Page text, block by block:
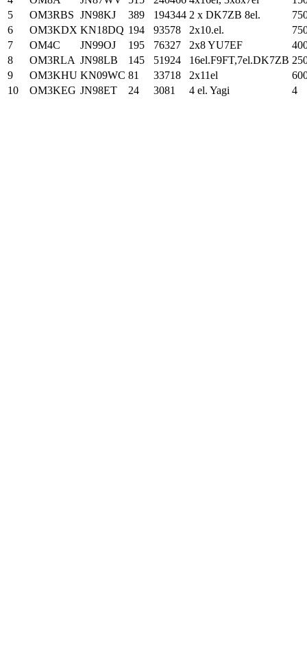
5
OM3RBS JN98KJ 389 194344 2 x DK7ZB 8el.
6
OM3KDX KN18DQ 194 93578 2x10.el.
7
OM4C JN99OJ 195 76327 2x8 YU7EF
8
OM3RLA JN98LB 145 51924 16el.F9FT,7el.DK7ZB
9
OM3KHU KN09WC 81 33718 2x11el
10
OM3KEG JN98ET 24 3081 4 el. Yagi 4